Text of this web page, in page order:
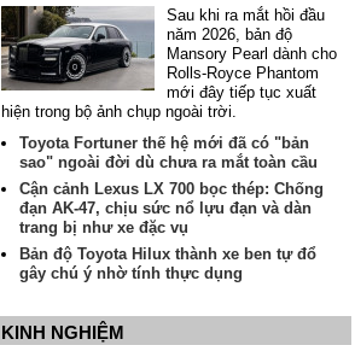
Sau khi ra mắt hồi đầu
năm 2026, bản độ
Mansory Pearl dành cho
Rolls-Royce Phantom
mới đây tiếp tục xuất
hiện trong bộ ảnh chụp ngoài trời.
Toyota Fortuner thế hệ mới đã có "bản
sao" ngoài đời dù chưa ra mắt toàn cầu
Cận cảnh Lexus LX 700 bọc thép: Chống
đạn AK-47, chịu sức nổ lựu đạn và dàn
trang bị như xe đặc vụ
Bản độ Toyota Hilux thành xe ben tự đổ
gây chú ý nhờ tính thực dụng
KINH NGHIỆM